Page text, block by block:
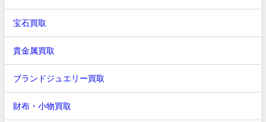
宝石買取
貴金属買取
ブランドジュエリー買取
財布・小物買取